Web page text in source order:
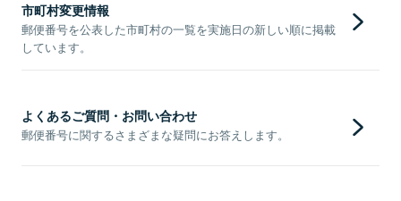
市町村変更情報
郵便番号を公表した市町村の一覧を実施日の新しい順に掲載
しています。
よくあるご質問・お問い合わせ
郵便番号に関するさまざまな疑問にお答えします。